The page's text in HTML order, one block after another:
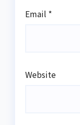
Email *
Website